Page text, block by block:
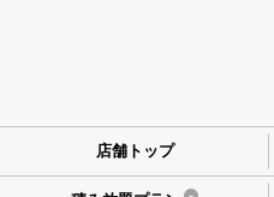
店舗トップ